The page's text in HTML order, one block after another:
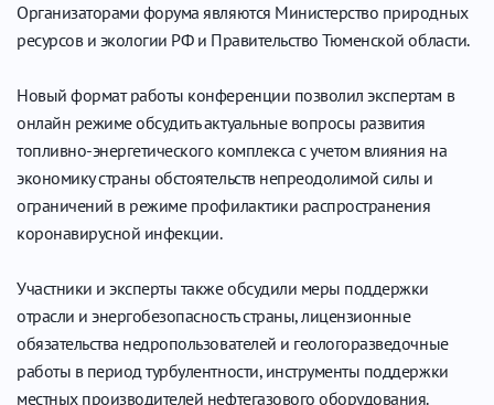
Организаторами форума являются Министерство природных
ресурсов и экологии РФ и Правительство Тюменской области.
Новый формат работы конференции позволил экспертам в
онлайн режиме обсудить актуальные вопросы развития
топливно-энергетического комплекса с учетом влияния на
экономику страны обстоятельств непреодолимой силы и
ограничений в режиме профилактики распространения
коронавирусной инфекции.
Участники и эксперты также обсудили меры поддержки
отрасли и энергобезопасность страны, лицензионные
обязательства недропользователей и геологоразведочные
работы в период турбулентности, инструменты поддержки
местных производителей нефтегазового оборудования.